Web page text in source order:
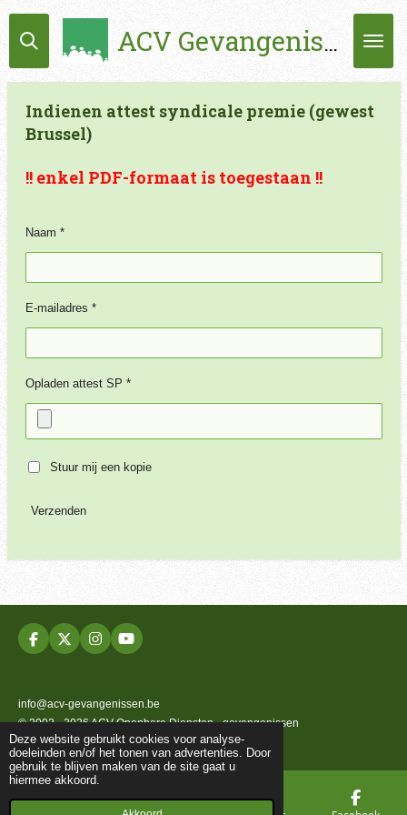
Deze website gebruikt cookies voor analyse-
doeleinden en/of het tonen van advertenties. Door
gebruik te blijven maken van de site gaat u
hiermee akkoord.
Ga
direct
de
hoofdinhoud
ACV Gevangenissen
Indienen attest syndicale premie (gewest
Brussel)
!! enkel PDF-formaat is toegestaan !!
Naam *
E-mailadres *
Opladen attest SP *
Stuur mij een kopie
Verzenden
F
a
b
o
o
k
X
I
n
a
g
r
a
m
Y
o
u
b
e
info@acv-gevangenissen.be
© 2002 - 2026 ACV Openbare Diensten - gevangenissen
Powered byJouwWeb